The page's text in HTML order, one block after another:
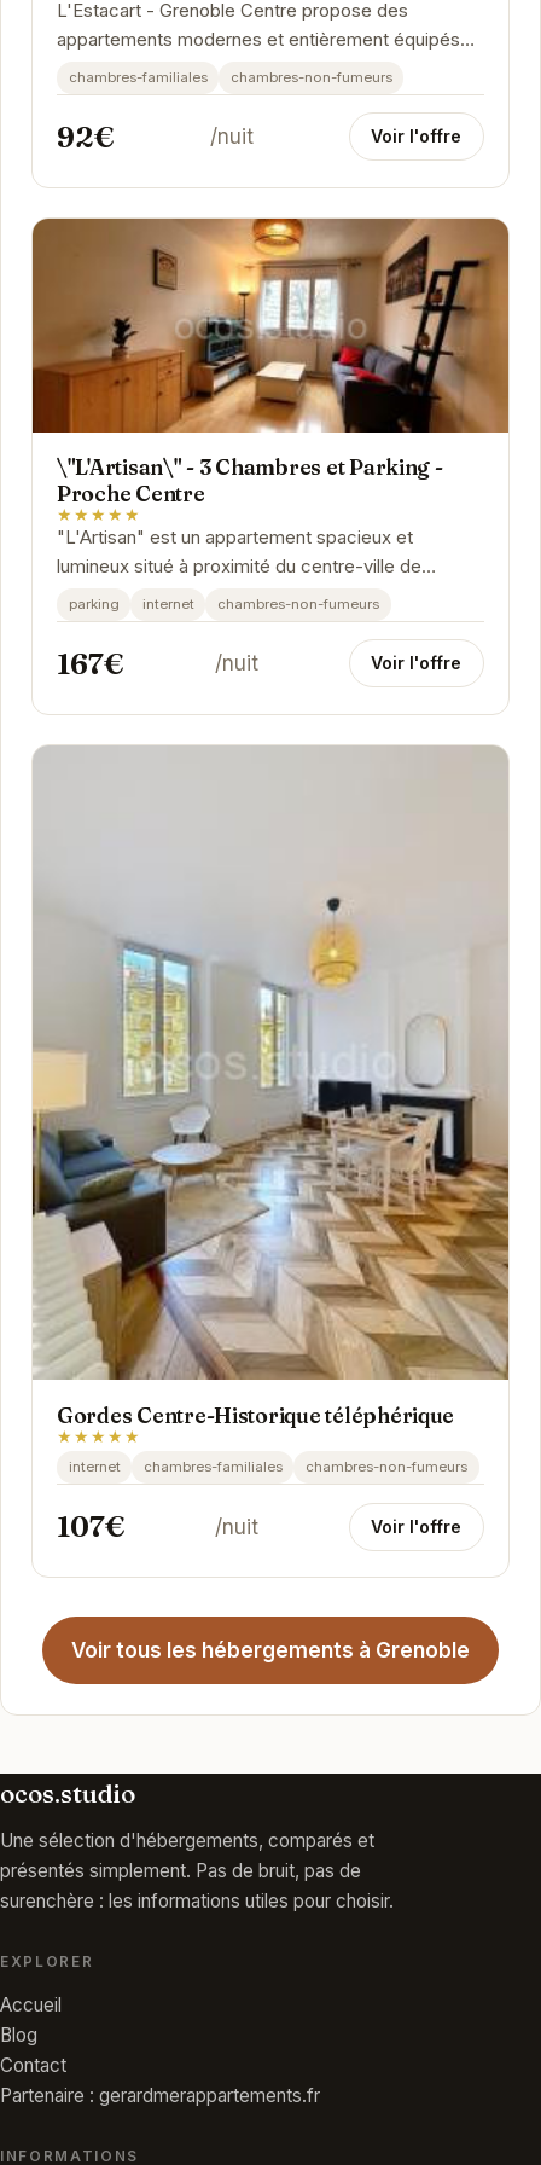
L'Estacart - Grenoble Centre propose des
appartements modernes et entièrement équipés
pour un séjour confortable au cœur de Grenoble.
chambres-familiales chambres-non-fumeurs
92€ /nuit Voir l'offre
\"L'Artisan\" - 3 Chambres et Parking -
Proche Centre
★★★★★
"L'Artisan" est un appartement spacieux et
lumineux situé à proximité du centre-ville de
Grenoble. Avec ses trois chambres, il peut
accueillir...
parking internet chambres-non-fumeurs
167€ /nuit Voir l'offre
Gordes Centre-Historique téléphérique
★★★★★
internet chambres-familiales chambres-non-fumeurs
107€ /nuit Voir l'offre
Voir tous les hébergements à Grenoble
ocos.studio
Une sélection d'hébergements, comparés et
présentés simplement. Pas de bruit, pas de
surenchère : les informations utiles pour choisir.
EXPLORER
Accueil
Blog
Contact
Partenaire : gerardmerappartements.fr
INFORMATIONS